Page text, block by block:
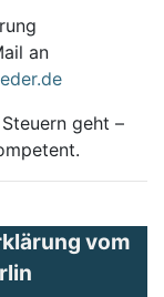
an
geht –
vom